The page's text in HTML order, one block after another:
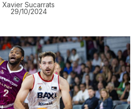
Xavier Sucarrats
29/10/2024